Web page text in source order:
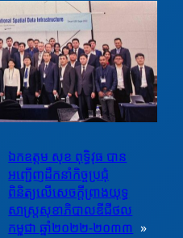
ឯកឧត្តម សុខ ពុទ្ធិវុធ បាន
អញ្ជេីញដឹកនាំកិច្ចប្រជុំ
ពិនិត្យលើសេចក្តីព្រាងយុទ្ធ
សាស្រ្តសុខាភិបាលឌីជីថល
កម្ពុជា ឆ្នាំ២០២២-២០៣៣ »